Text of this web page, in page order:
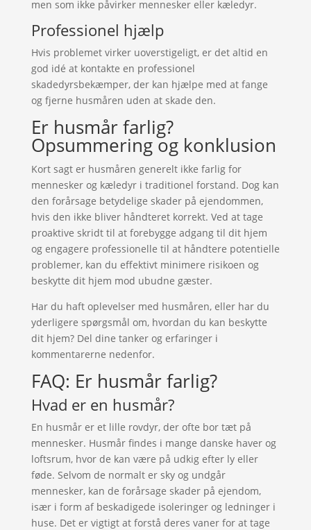
men som ikke påvirker mennesker eller kæledyr.
Professionel hjælp
Hvis problemet virker uoverstigeligt, er det altid en
god idé at kontakte en professionel
skadedyrsbekæmper, der kan hjælpe med at fange
og fjerne husmåren uden at skade den.
Er husmår farlig?
Opsummering og konklusion
Kort sagt er husmåren generelt ikke farlig for
mennesker og kæledyr i traditionel forstand. Dog kan
den forårsage betydelige skader på ejendommen,
hvis den ikke bliver håndteret korrekt. Ved at tage
proaktive skridt til at forebygge adgang til dit hjem
og engagere professionelle til at håndtere potentielle
problemer, kan du effektivt minimere risikoen og
beskytte dit hjem mod ubudne gæster.
Har du haft oplevelser med husmåren, eller har du
yderligere spørgsmål om, hvordan du kan beskytte
dit hjem? Del dine tanker og erfaringer i
kommentarerne nedenfor.
FAQ: Er husmår farlig?
Hvad er en husmår?
En husmår er et lille rovdyr, der ofte bor tæt på
mennesker. Husmår findes i mange danske haver og
loftsrum, hvor de kan være på udkig efter ly eller
føde. Selvom de normalt er sky og undgår
mennesker, kan de forårsage skader på ejendom,
især i form af beskadigede isoleringer og ledninger i
huse. Det er vigtigt at forstå deres vaner for at tage